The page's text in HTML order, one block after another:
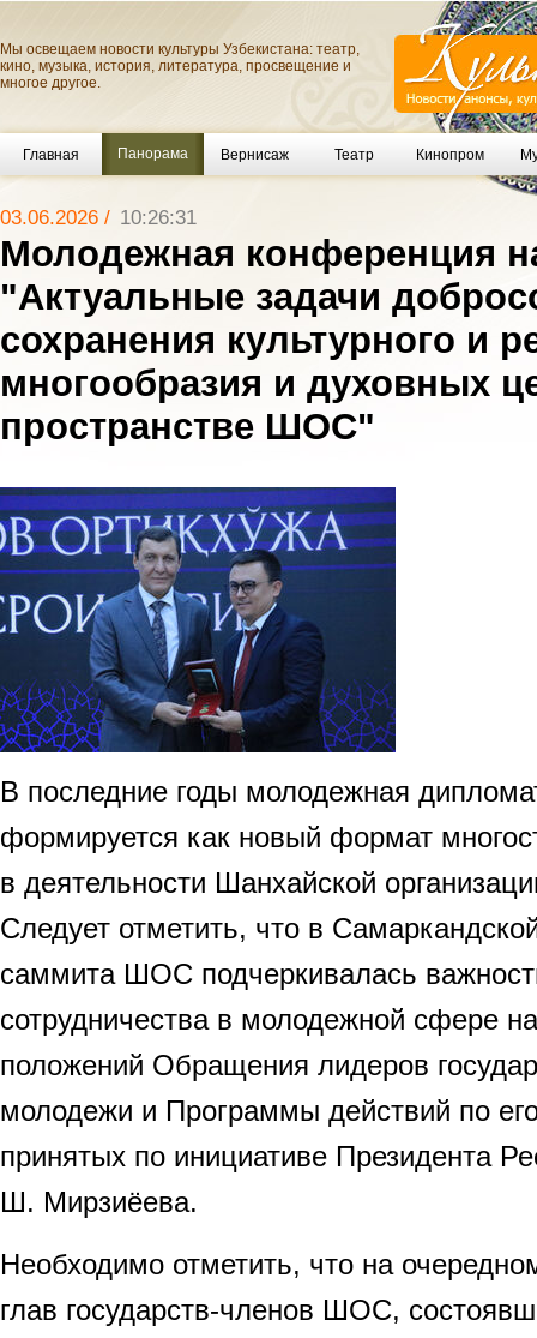
Мы освещаем новости культуры Узбекистана: театр,
кино, музыка, история, литература, просвещение и
многое другое.
Главная Панорама Вернисаж Театр Кинопром
03.06.2026 / 10:26:31
Молодежная конференция
"Актуальные задачи
сохранения культурного и
многообразия и духовных
пространстве ШОС"
В последние годы молодежная
формируется как новый формат
в деятельности Шанхайской
Следует отметить, что в
саммита ШОС подчеркивалась
сотрудничества в молодежной сфере
положений Обращения лидеров
молодежи и Программы действий по
принятых по инициативе Президента
Ш. Мирзиёева.
Необходимо отметить, что на
глав государств-членов ШОС,